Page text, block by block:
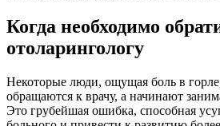
Когда необходимо
отоларингологу
Некоторые люди, ощущая боль в
обращаются к врачу, а начинают
Это грубейшая ошибка, способная